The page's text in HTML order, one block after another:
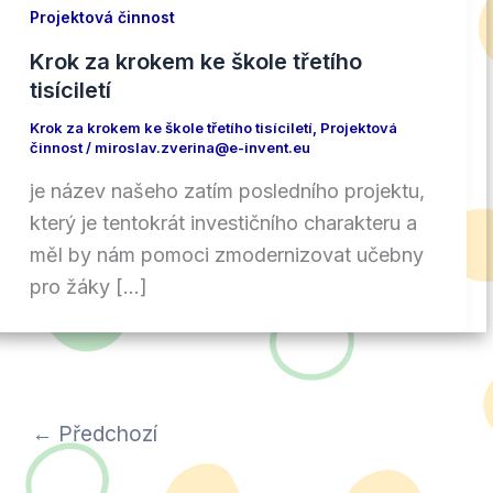
Projektová činnost
Krok za krokem ke škole třetího
tisíciletí
Krok za krokem ke škole třetího tisíciletí, Projektová
činnost/ miroslav.zverina@e-invent.eu
je název našeho zatím posledního projektu,
který je tentokrát investičního charakteru a
měl by nám pomoci zmodernizovat učebny
pro žáky […]
← Předchozí